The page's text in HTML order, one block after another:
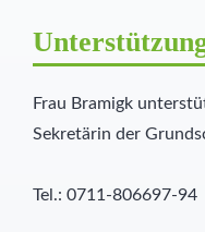
Frau Bramigk
Sekretärin der
Tel.: 0711-806697-94